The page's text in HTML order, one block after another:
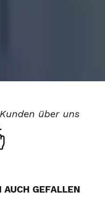
über uns
GEFALLEN